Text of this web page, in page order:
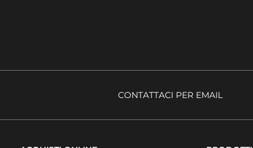
CONTATTACI PER EMAIL